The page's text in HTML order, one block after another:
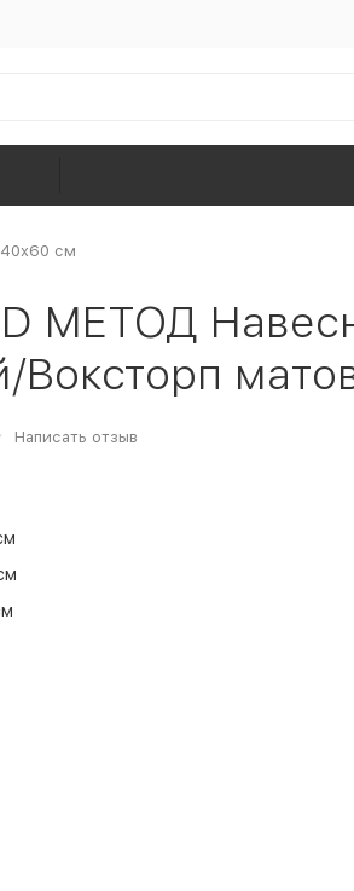
см
МЕТОД
Воксторп
Написать отзыв